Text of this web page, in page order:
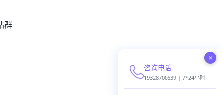
群
×
咨询电话
19328700639 | 7*24小时